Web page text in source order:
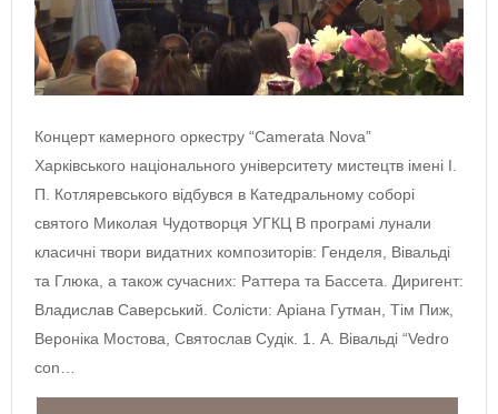
Концерт камерного оркестру “Camerata Nova”
Харківського національного університету мистецтв імені І.
П. Котляревського відбувся в Катедральному соборі
святого Миколая Чудотворця УГКЦ В програмі лунали
класичні твори видатних композиторів: Генделя, Вівальді
та Глюка, а також сучасних: Раттера та Бассета. Диригент:
Владислав Саверський. Солісти: Аріана Гутман, Тім Пиж,
Вероніка Мостова, Святослав Судік. 1. А. Вівальді “Vedro
con…